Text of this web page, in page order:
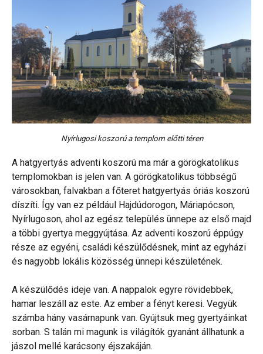
Nyírlugosi koszorú a templom előtti téren
A hatgyertyás adventi koszorú ma már a görögkatolikus
templomokban is jelen van. A görögkatolikus többségű
városokban, falvakban a főteret hatgyertyás óriás koszorú
díszíti. Így van ez például Hajdúdorogon, Máriapócson,
Nyírlugoson, ahol az egész település ünnepe az első majd
a többi gyertya meggyújtása. Az adventi koszorú éppúgy
része az egyéni, családi készülődésnek, mint az egyházi
és nagyobb lokális közösség ünnepi készületének.
A készülődés ideje van. A nappalok egyre rövidebbek,
hamar leszáll az este. Az ember a fényt keresi. Vegyük
számba hány vasárnapunk van. Gyújtsuk meg gyertyáinkat
sorban. S talán mi magunk is világítók gyanánt állhatunk a
jászol mellé karácsony éjszakáján.